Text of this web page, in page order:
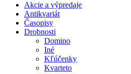
Akcie a výpredaje
Antikvariát
Časopisy
Drobnosti
Domino
Iné
Kľúčenky
Kvarteto